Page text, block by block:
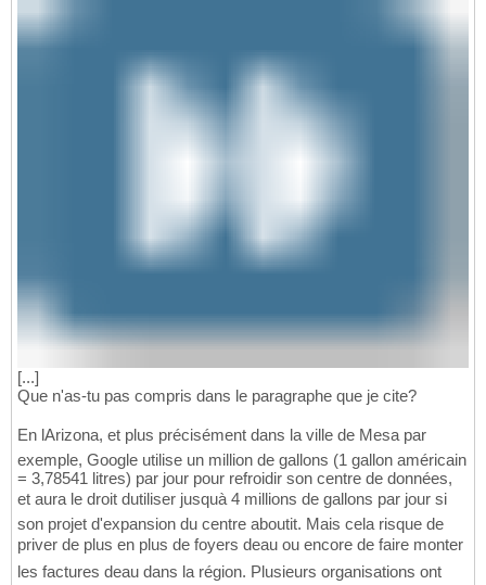
[...]
Que n'as-tu pas compris dans le paragraphe que je cite?
En lArizona, et plus précisément dans la ville de Mesa par
exemple, Google utilise un million de gallons (1 gallon américain
= 3,78541 litres) par jour pour refroidir son centre de données,
et aura le droit dutiliser jusquà 4 millions de gallons par jour si
son projet d'expansion du centre aboutit. Mais cela risque de
priver de plus en plus de foyers deau ou encore de faire monter
les factures deau dans la région. Plusieurs organisations ont